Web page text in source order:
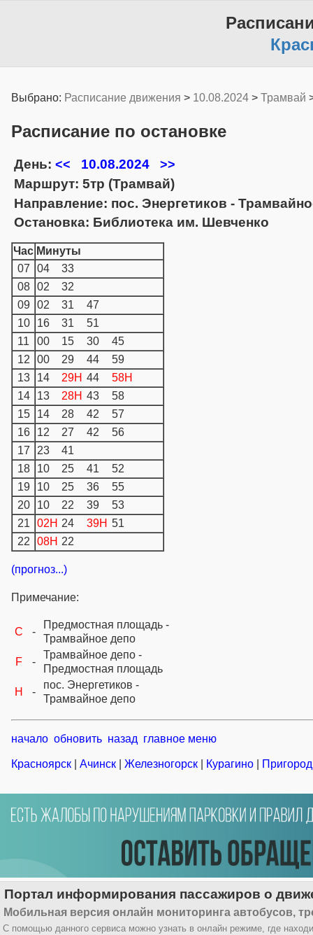
Выбрано: Расписание движения > 10.08.2024 > Трамвай
Расписание по остановке
День: << 10.08.2024 >>
Маршрут: 5тр (Трамвай)
Направление: пос. Энергетиков -
Остановка: Библиотека им. Шевченко
Час Минуты
07
04
33
08
02
32
09
02 31
47
10
16 31
51
11
00 15 30
45
12
00 29 44
59
13
14 29H 44
58H
14
13 28H 43
58
15
14 28 42
57
16
12 27 42
56
17
23
41
18
10 25 41
52
19
10 25 36
55
20
10 22 39
53
21
02H 24 39H 51
22
08H 22
(прогноз...)
Примечание:
C -
Предмостная площадь -
Трамвайное депо
F
-
Трамвайное депо -
Предмостная площадь
H
-
пос. Энергетиков -
Трамвайное депо
начало обновить назад главное меню
Красноярск Ачинск Железногорск Курагино
Портал информирования пассажиров о
Мобильная версия онлайн мониторинга автобусов,
С помощью данного сервиса можно узнать в онлайн режиме, где